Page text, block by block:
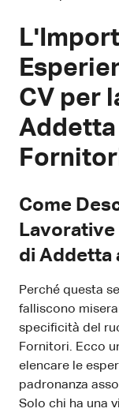
CV per
Come
Lavorative
di Addetta
Perché questa
falliscono
specificità del
Fornitori. Ecco
elencare le
padronanza
Solo chi ha una